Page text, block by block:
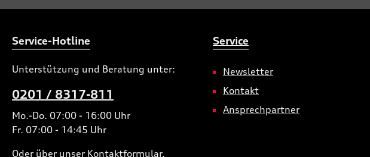
Service-Hotline
Unterstützung und Beratung unter:
0201 / 8317-811
Mo.-Do. 07:00 - 16:00 Uhr
Fr. 07:00 - 14:45 Uhr
Oder über unser Kontaktformular.
Service
Newsletter
Kontakt
Ansprechpartner